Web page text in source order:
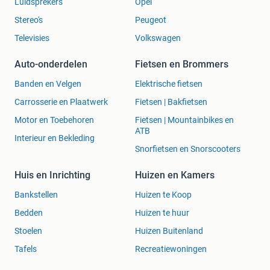
Stereo's
Televisies
Peugeot
Volkswagen
Auto-onderdelen
Banden en Velgen
Carrosserie en Plaatwerk
Motor en Toebehoren
Interieur en Bekleding
Fietsen en Brommers
Elektrische fietsen
Fietsen | Bakfietsen
Fietsen | Mountainbikes en
ATB
Snorfietsen en Snorscooters
Huis en Inrichting
Bankstellen
Bedden
Stoelen
Tafels
Huizen en Kamers
Huizen te Koop
Huizen te huur
Huizen Buitenland
Recreatiewoningen